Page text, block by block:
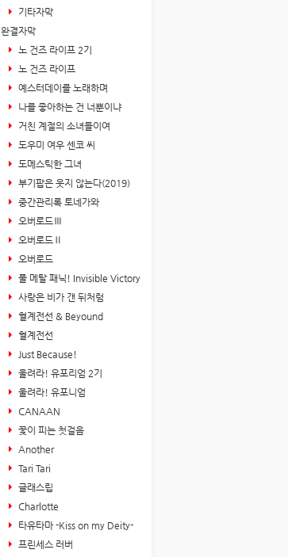
기타자막
완결자막
노 건즈 라이프 2기
노 건즈 라이프
예스터데이를 노래하며
나를 좋아하는 건 너뿐이냐
거친 계절의 소녀들이여
도우미 여우 센코 씨
도메스틱한 그녀
부기팝은 웃지 않는다(2019)
중간관리록 토네가와
오버로드Ⅲ
오버로드Ⅱ
오버로드
풀 메탈 패닉! Invisible Victory
사랑은 비가 갠 뒤처럼
혈계전선 & Beyound
혈계전선
Just Because!
울려라! 유포리엄 2기
울려라! 유포니엄
CANAAN
꽃이 피는 첫걸음
Another
Tari Tari
글래스립
Charlotte
타유타마 -Kiss on my Deity-
프린세스 러버